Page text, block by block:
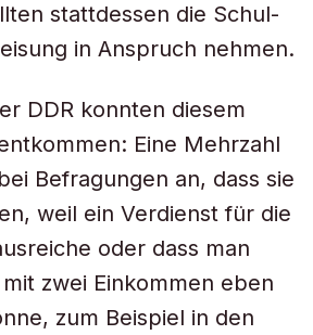
stattdessen die Schul-
in Anspruch nehmen.
DDR konnten diesem
Eine Mehrzahl
Befragungen an, dass sie
weil ein Verdienst für die
oder dass man
zwei Einkommen eben
zum Beispiel in den